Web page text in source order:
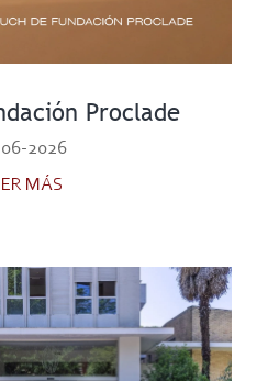
Proclade
2026
MÁS